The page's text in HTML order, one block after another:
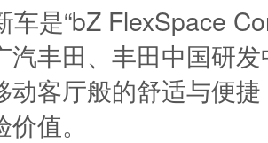
车是“bZ FlexSpace
汽丰田、丰田中国研
动客厅般的舒适与便
值。